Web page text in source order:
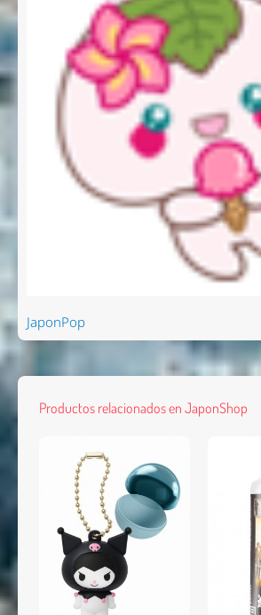
JaponPop
Productos relacionados en JaponShop